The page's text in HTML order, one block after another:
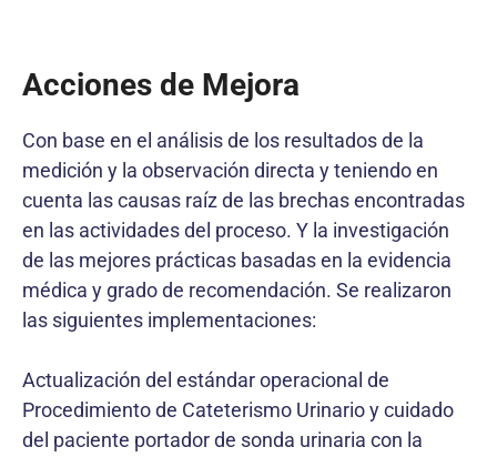
Acciones de Mejora
Con base en el análisis de los resultados de la
medición y la observación directa y teniendo en
cuenta las causas raíz de las brechas encontradas
en las actividades del proceso. Y la investigación
de las mejores prácticas basadas en la evidencia
médica y grado de recomendación. Se realizaron
las siguientes implementaciones:
Actualización del estándar operacional de
Procedimiento de Cateterismo Urinario y cuidado
del paciente portador de sonda urinaria con la